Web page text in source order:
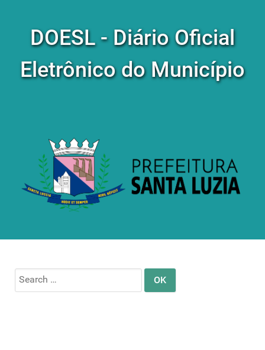
DOESL - Diário Oficial
Eletrônico do Município
Search
for: